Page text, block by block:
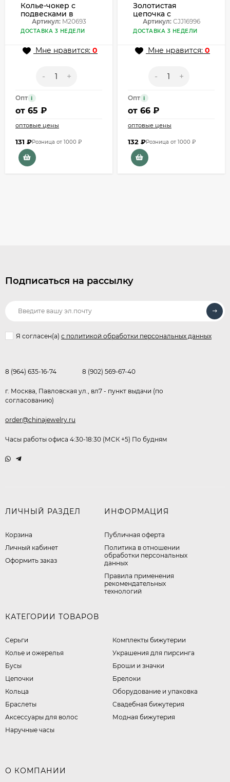
Колье-чокер с
подвесками в
форме
пятиконечных
Артикул:M20693
ДОСТАВКА 3 НЕДЕЛИ
Мне нравится: 0
- +
Опт i
от 65 ₽
оптовые цены
131 ₽Розница от 1000 ₽
Золотистая
цепочка с
подвеской-
солнцем и темным
CJJ16996
Артикул:CJJ16996
ДОСТАВКА 3 НЕДЕЛИ
Мне нравится: 0
- +
Опт i
от 66 ₽
оптовые цены
132 ₽Розница от 1000 ₽
Подписаться на рассылку
Я согласен(a) с политикой обработки персональных данных
8 (964) 635-16-74 8 (902) 569-67-40
г. Москва, Павловская ул., вл7 - пункт выдачи (по
согласованию)
order@chinajewelry.ru
Часы работы офиса 4:30-18:30 (МСК +5) По будням
ЛИЧНЫЙ РАЗДЕЛ
Корзина
Личный кабинет
Оформить заказ
ИНФОРМАЦИЯ
Публичная оферта
​Политика в отношении
обработки персональных
данных
Правила применения
рекомендательных
технологий
КАТЕГОРИИ ТОВАРОВ
Серьги
Колье и ожерелья
Бусы
Цепочки
Кольца
Браслеты
Аксессуары для волос
Наручные часы
Комплекты бижутерии
Украшения для пирсинга
Броши и значки
Брелоки
Оборудование и упаковка
Свадебная бижутерия
Модная бижутерия
О КОМПАНИИ